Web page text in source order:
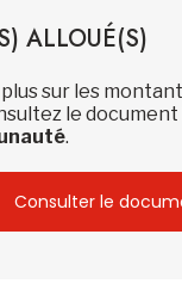
ALLOUÉ(S)
sur les
le document
.
Consulter le